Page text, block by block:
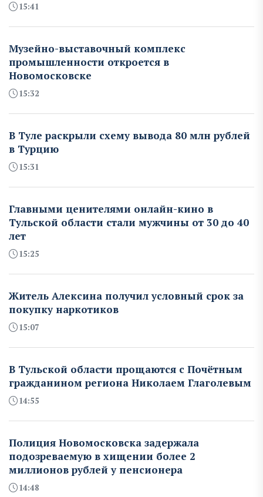
15:41
Музейно-выставочный комплекс
промышленности откроется в
Новомосковске
15:32
В Туле раскрыли схему вывода 80 млн рублей
в Турцию
15:31
Главными ценителями онлайн-кино в
Тульской области стали мужчины от 30 до 40
лет
15:25
Житель Алексина получил условный срок за
покупку наркотиков
15:07
В Тульской области прощаются с Почётным
гражданином региона Николаем Глаголевым
14:55
Полиция Новомосковска задержала
подозреваемую в хищении более 2
миллионов рублей у пенсионера
14:48